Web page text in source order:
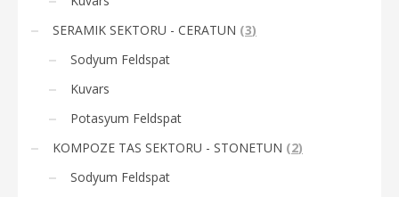
SERAMIK SEKTORU - CERATUN (3)
Sodyum Feldspat
Kuvars
Potasyum Feldspat
KOMPOZE TAS SEKTORU - STONETUN (2)
Sodyum Feldspat